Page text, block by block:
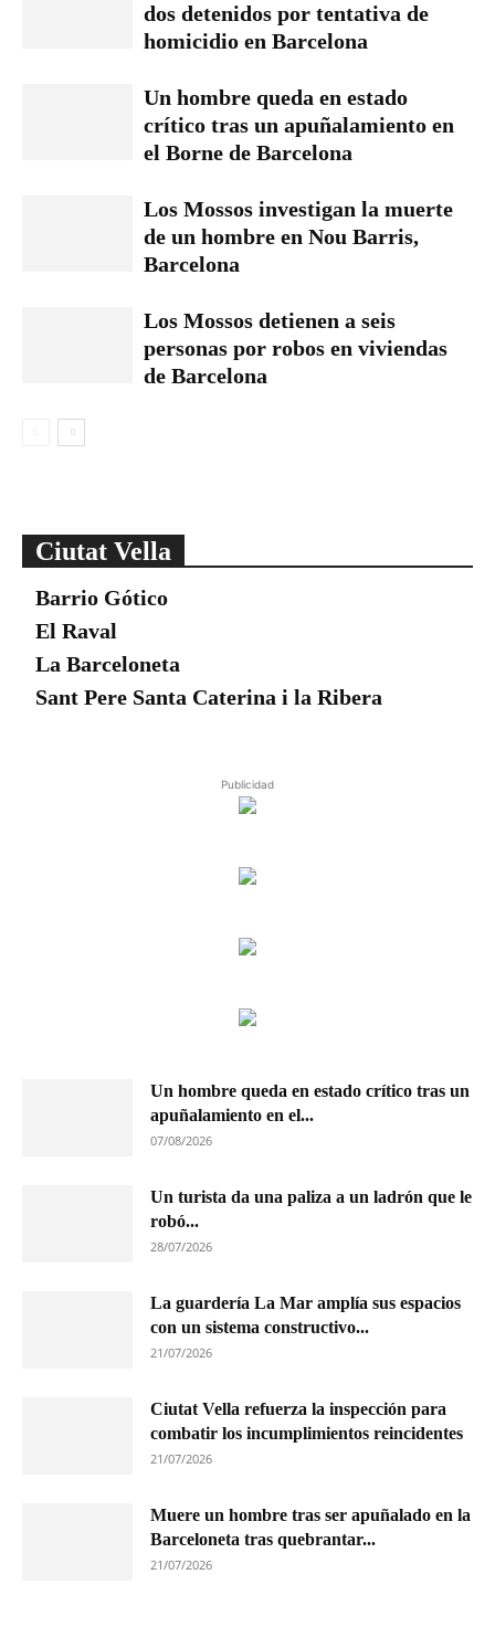
dos detenidos por tentativa de
homicidio en Barcelona
Un hombre queda en estado
crítico tras un apuñalamiento en
el Borne de Barcelona
Los Mossos investigan la muerte
de un hombre en Nou Barris,
Barcelona
Los Mossos detienen a seis
personas por robos en viviendas
de Barcelona
Ciutat Vella
Barrio Gótico
El Raval
La Barceloneta
Sant Pere Santa Caterina i la Ribera
Publicidad
Un hombre queda en estado crítico tras un
apuñalamiento en el...
07/08/2026
Un turista da una paliza a un ladrón que le
robó...
28/07/2026
La guardería La Mar amplía sus espacios
con un sistema constructivo...
21/07/2026
Ciutat Vella refuerza la inspección para
combatir los incumplimientos reincidentes
21/07/2026
Muere un hombre tras ser apuñalado en la
Barceloneta tras quebrantar...
21/07/2026